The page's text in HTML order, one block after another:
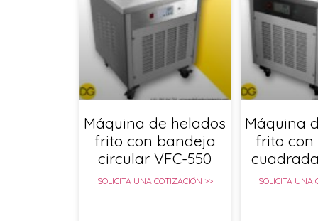
Máquina de helados
frito con bandeja
circular VFC-550
SOLICITA UNA COTIZACIÓN >>
Máquina
frito
SOLICITA UNA